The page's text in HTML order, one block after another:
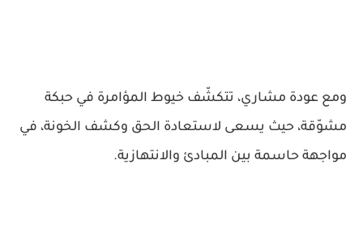
ومع عودة مشاري، تتكشّف خيوط المؤامرة في حبكة
مشوّقة، حيث يسعى لاستعادة الحق وكشف الخونة، في
مواجهة حاسمة بين المبادئ والانتهازية.